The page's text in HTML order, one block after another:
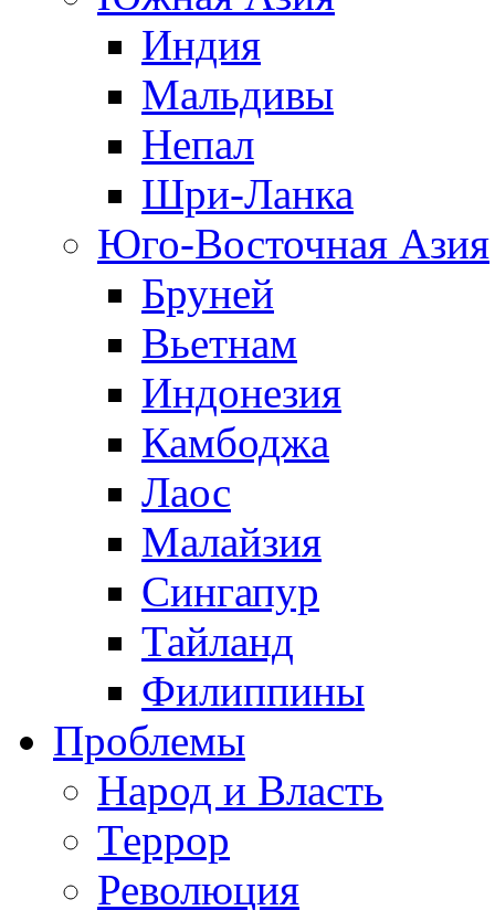
Индия
Мальдивы
Непал
Шри-Ланка
Юго-Восточная Азия
Бруней
Вьетнам
Индонезия
Камбоджа
Лаос
Малайзия
Сингапур
Тайланд
Филиппины
Проблемы
Народ и Власть
Террор
Революция